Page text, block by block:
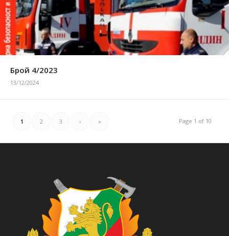
Брой 4/2023
13/12/2024
Page 1 of 10
1 2 3 › »